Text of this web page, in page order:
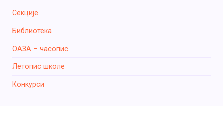
Секције
Библиотека
ОАЗА – часопис
Летопис школе
Конкурси